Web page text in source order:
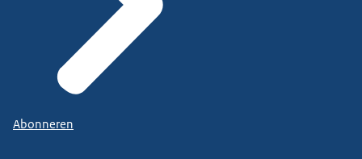
Abonneren